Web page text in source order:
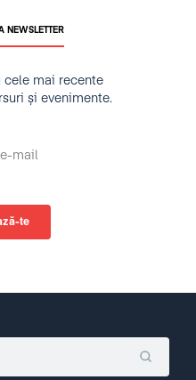
NEWSLETTER
cele mai recente
și evenimente.